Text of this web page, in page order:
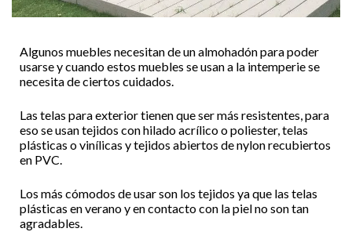
Algunos muebles necesitan de un almohadón para poder
usarse y cuando estos muebles se usan a la intemperie se
necesita de ciertos cuidados.
Las telas para exterior tienen que ser más resistentes, para
eso se usan tejidos con hilado acrílico o poliester, telas
plásticas o vinílicas y tejidos abiertos de nylon recubiertos
en PVC.
Los más cómodos de usar son los tejidos ya que las telas
plásticas en verano y en contacto con la piel no son tan
agradables.